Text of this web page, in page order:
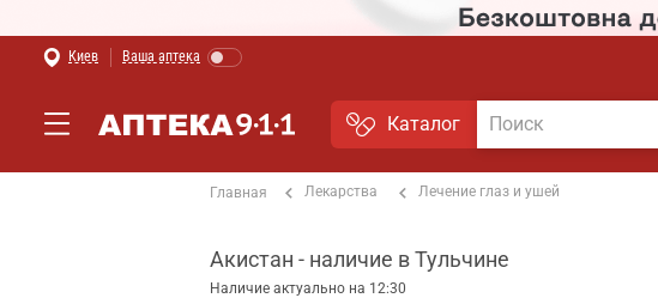
Киев Ваша аптека
Каталог
Главная Лекарства Лечение глаз и ушей
Акистан - наличие в Тульчине
Наличие актуально на 12:30